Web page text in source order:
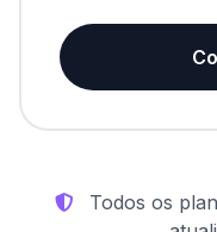
Todos os